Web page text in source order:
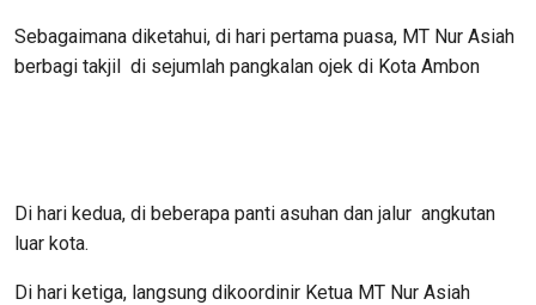
Sebagaimana diketahui, di hari pertama puasa, MT Nur Asiah
berbagi takjil di sejumlah pangkalan ojek di Kota Ambon
Di hari kedua, di beberapa panti asuhan dan jalur angkutan
luar kota.
Di hari ketiga, langsung dikoordinir Ketua MT Nur Asiah